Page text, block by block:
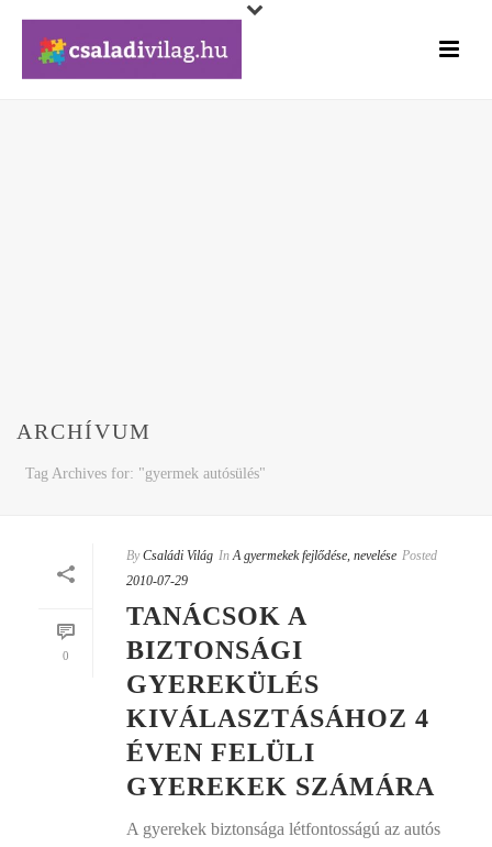
ARCHÍVUM
Tag Archives for: "gyermek autósülés"
0
By Családi Világ In A gyermekek fejlődése, nevelése Posted
2010-07-29
TANÁCSOK A
BIZTONSÁGI
GYEREKÜLÉS
KIVÁLASZTÁSÁHOZ 4
ÉVEN FELÜLI
GYEREKEK SZÁMÁRA
A gyerekek biztonsága létfontosságú az autós